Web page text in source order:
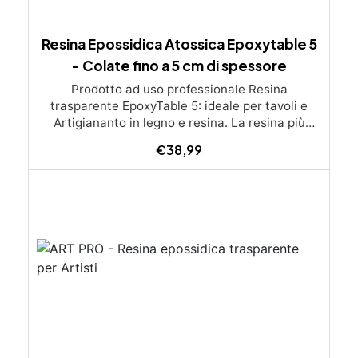
Resina Epossidica Atossica Epoxytable 5
- Colate fino a 5 cm di spessore
Prodotto ad uso professionale Resina
trasparente EpoxyTable 5: ideale per tavoli e
Artigiananto in legno e resina. La resina più
perfetta per colate di alto spessore fino a 5 cm.
Applicazioni Principali: Realizzazione di tavoli in
spessore dentro stampi e cassaforme
Caratteristiche principali: ✅ Bassissima
€38,99